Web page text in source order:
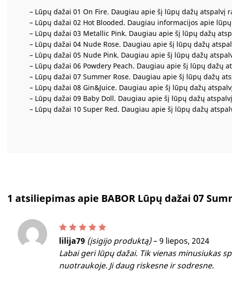
– Lūpų dažai 01 On Fire. Daugiau apie šį lūpų dažų atspalvį
– Lūpų dažai 02 Hot Blooded. Daugiau informacijos apie
– Lūpų dažai 03 Metallic Pink. Daugiau apie šį lūpų dažų
– Lūpų dažai 04 Nude Rose. Daugiau apie šį lūpų dažų
– Lūpų dažai 05 Nude Pink. Daugiau apie šį lūpų dažų
– Lūpų dažai 06 Powdery Peach. Daugiau apie šį lūpų dažų
– Lūpų dažai 07 Summer Rose. Daugiau apie šį lūpų dažų
– Lūpų dažai 08 Gin&Juice. Daugiau apie šį lūpų dažų
– Lūpų dažai 09 Baby Doll. Daugiau apie šį lūpų dažų
– Lūpų dažai 10 Super Red. Daugiau apie šį lūpų dažų
1 atsiliepimas apie BABOR Lūpų dažai 07
Įvertinimas:5iš 5
lilija79 (įsigijo produktą)–9 liepos, 2024
Labai geri lūpų dažai. Tik vienas minusiukas
nuotraukoje. Ji daug riskesne ir sodresne.